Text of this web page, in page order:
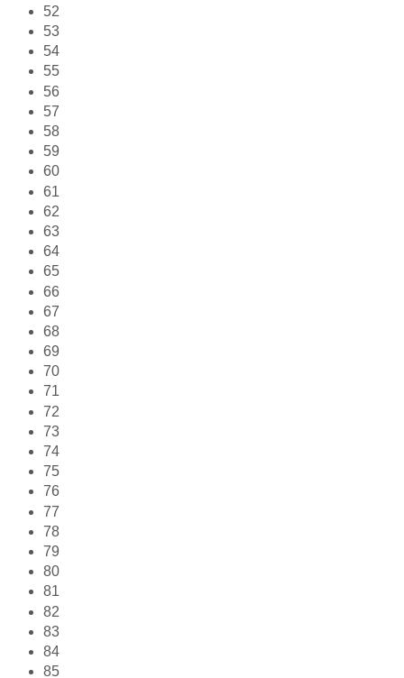
52
53
54
55
56
57
58
59
60
61
62
63
64
65
66
67
68
69
70
71
72
73
74
75
76
77
78
79
80
81
82
83
84
85